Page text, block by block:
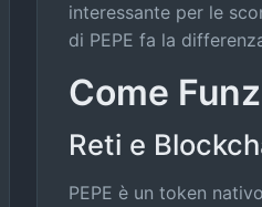
interessante per le
di PEPE fa la
Come
Reti e
PEPE è un token